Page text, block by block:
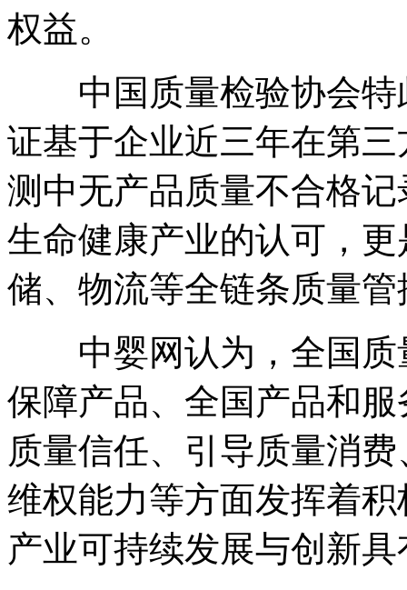
权益。
中国质量检验协会特
证基于企业近三年在第
测中无产品质量不合格
生命健康产业的认可，
储、物流等全链条质量
中婴网认为，全国质
保障产品、全国产品和
质量信任、引导质量消
维权能力等方面发挥着
产业可持续发展与创新